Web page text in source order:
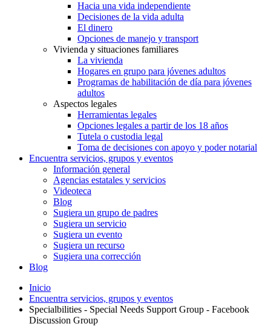
Hacia una vida independiente
Decisiones de la vida adulta
El dinero
Opciones de manejo y transport
Vivienda y situaciones familiares
La vivienda
Hogares en grupo para jóvenes adultos
Programas de habilitación de día para jóvenes
adultos
Aspectos legales
Herramientas legales
Opciones legales a partir de los 18 años
Tutela o custodia legal
Toma de decisiones con apoyo y poder notarial
Encuentra servicios, grupos y eventos
Información general
Agencias estatales y servicios
Videoteca
Blog
Sugiera un grupo de padres
Sugiera un servicio
Sugiera un evento
Sugiera un recurso
Sugiera una corrección
Blog
Inicio
Encuentra servicios, grupos y eventos
Specialbilities - Special Needs Support Group - Facebook
Discussion Group